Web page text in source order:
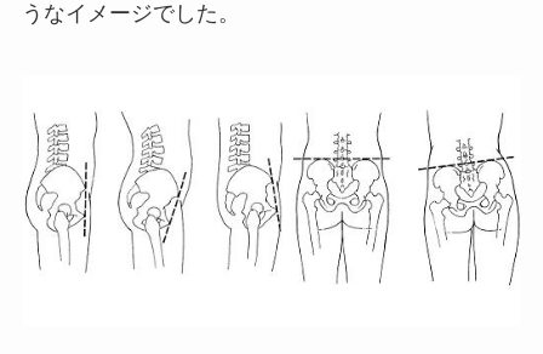
うなイメージでした。